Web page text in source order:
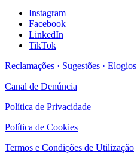
Instagram
Facebook
LinkedIn
TikTok
Reclamações · Sugestões · Elogios
Canal de Denúncia
Política de Privacidade
Política de Cookies
Termos e Condições de Utilização